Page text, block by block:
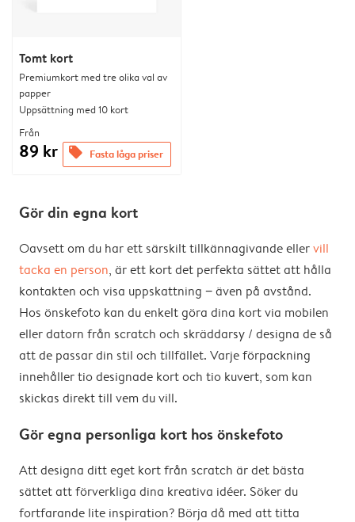
Tomt kort
Premiumkort med tre olika val av
papper
Uppsättning med 10 kort
Från
89 kr offers Fasta låga priser
Gör din egna kort
Oavsett om du har ett särskilt tillkännagivande ellervill
tacka en person, är ett kort det perfekta sättet att hålla
kontakten och visa uppskattning − även på avstånd.
Hos önskefoto kan du enkelt göra dina kort via mobilen
eller datorn från scratch och skräddarsy / designa de så
att de passar din stil och tillfället. Varje förpackning
innehåller tio designade kort och tio kuvert, som kan
skickas direkt till vem du vill.
Gör egna personliga kort hos önskefoto
Att designa ditt eget kort från scratch är det bästa
sättet att förverkliga dina kreativa idéer. Söker du
fortfarande lite inspiration? Börja då med att titta